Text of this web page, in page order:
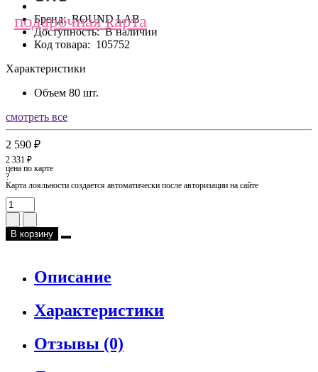
подарочная карта
Бренд: ROUND LAB
Доступность:В наличии
Код товара: 105752
Характеристики
Объем 80 шт.
смотреть все
2 590 ₽
2 331 ₽
цена по карте
?
Карта лояльности создается автоматически после авторизации на сайте
В корзину
Описание
Характеристики
Отзывы (0)